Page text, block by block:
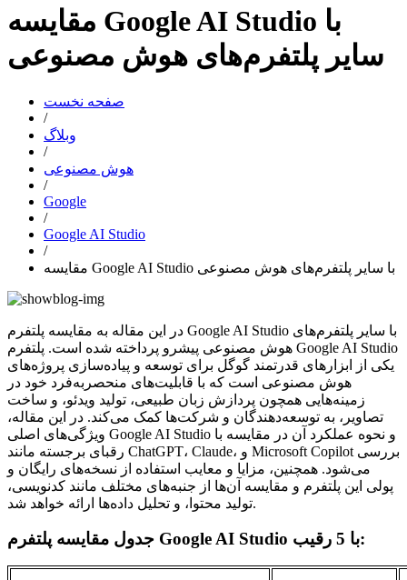
مقایسه Google AI Studio با
سایر پلتفرم‌های هوش مصنوعی
صفحه نخست
/
وبلاگ
/
هوش مصنوعی
/
Google
/
Google AI Studio
/
مقایسه Google AI Studio با سایر پلتفرم‌های هوش مصنوعی
در این مقاله به مقایسه پلتفرم Google AI Studio با سایر پلتفرم‌های
هوش مصنوعی پیشرو پرداخته شده است. پلتفرم Google AI Studio
یکی از ابزارهای قدرتمند گوگل برای توسعه و پیاده‌سازی پروژه‌های
هوش مصنوعی است که با قابلیت‌های منحصربه‌فرد خود در
زمینه‌هایی همچون پردازش زبان طبیعی، تولید ویدئو، و ساخت
تصاویر، به توسعه‌دهندگان و شرکت‌ها کمک می‌کند. در این مقاله،
ویژگی‌های اصلی Google AI Studio و نحوه عملکرد آن در مقایسه با
رقبای برجسته مانند ChatGPT، Claude، و Microsoft Copilot بررسی
می‌شود. همچنین، مزایا و معایب استفاده از نسخه‌های رایگان و
پولی این پلتفرم و مقایسه آن‌ها از جنبه‌های مختلف مانند کدنویسی،
تولید محتوا، و تحلیل داده‌ها ارائه خواهد شد.
جدول مقایسه پلتفرم Google AI Studio با 5 رقیب: